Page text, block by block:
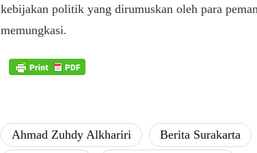
kebijakan politik yang dirumuskan oleh para
memungkasi.
Ahmad Zuhdy Alkhariri ​Berita Surakarta